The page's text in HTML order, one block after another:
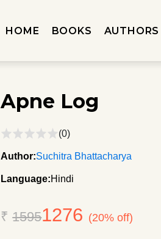
HOME BOOKS AUTHORS
Apne Log
(0)
Author:Suchitra Bhattacharya
Language:Hindi
₹15951276 (20% off)